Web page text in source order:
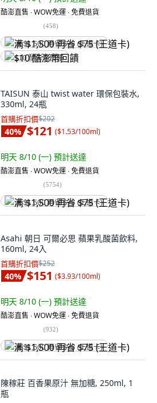
酷澎直售 ∙ WOW免運 ∙ 免費退貨
(458)
满 $1,500 再省 $75 (王道卡)
$10 酷澎幣回饋
TAISUN 泰山 twist water 環保包裝水,
330ml, 24瓶
首購折扣價$202
40% $121 ($1.53/100ml)
明天 8/10 (一) 預計送達
酷澎直售 ∙ WOW免運 ∙ 免費退貨
(5754)
满 $1,500 再省 $75 (王道卡)
Asahi 朝日 可爾必思 蘋果乳酸菌飲料,
160ml, 24入
首購折扣價$252
40% $151 ($3.93/100ml)
明天 8/10 (一) 預計送達
酷澎直售 ∙ WOW免運 ∙ 免費退貨
(932)
满 $1,500 再省 $75 (王道卡)
陳稼莊 百香果原汁 無加糖, 250ml, 1
瓶